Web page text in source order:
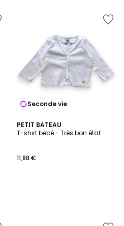
Seconde vie
PETIT BATEAU
T-shirt bébé - Très bon état
11,88 €